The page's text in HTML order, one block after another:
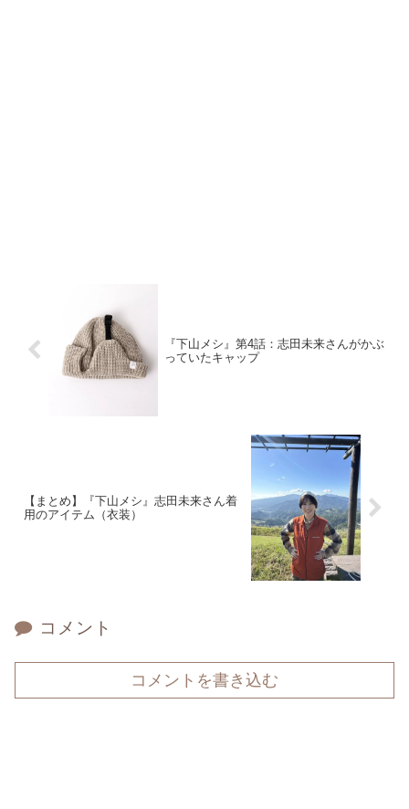
『下山メシ』第4話：志田未来さんがかぶ
っていたキャップ
【まとめ】『下山メシ』志田未来さん着
用のアイテム（衣装）
コメント
コメントを書き込む